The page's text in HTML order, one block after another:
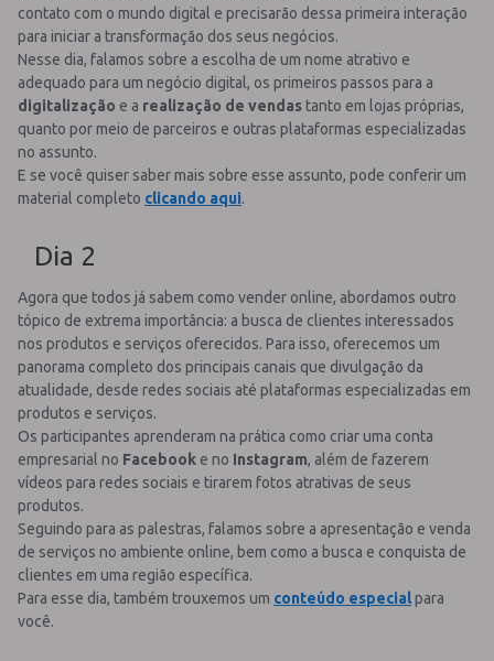
contato com o mundo digital e precisarão dessa primeira interação
para iniciar a transformação dos seus negócios.
Nesse dia, falamos sobre a escolha de um nome atrativo e
adequado para um negócio digital, os primeiros passos para a
digitalização e a realização de vendas tanto em lojas próprias,
quanto por meio de parceiros e outras plataformas especializadas
no assunto.
E se você quiser saber mais sobre esse assunto, pode conferir um
material completo clicando aqui.
Dia 2
Agora que todos já sabem como vender online, abordamos outro
tópico de extrema importância: a busca de clientes interessados
nos produtos e serviços oferecidos. Para isso, oferecemos um
panorama completo dos principais canais que divulgação da
atualidade, desde redes sociais até plataformas especializadas em
produtos e serviços.
Os participantes aprenderam na prática como criar uma conta
empresarial no Facebook e no Instagram, além de fazerem
vídeos para redes sociais e tirarem fotos atrativas de seus
produtos.
Seguindo para as palestras, falamos sobre a apresentação e venda
de serviços no ambiente online, bem como a busca e conquista de
clientes em uma região específica.
Para esse dia, também trouxemos um conteúdo especialpara
você.